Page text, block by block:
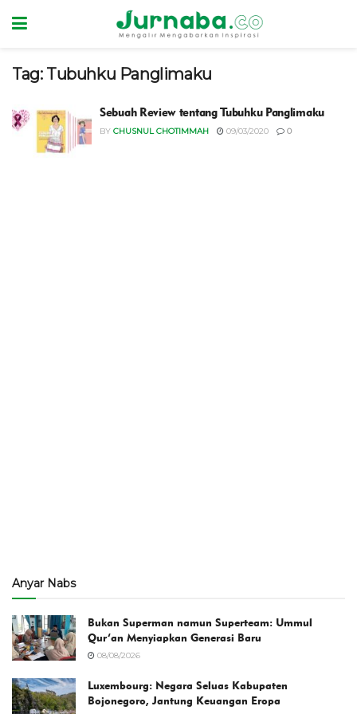
Tag: Tubuhku Panglimaku
Sebuah Review tentang Tubuhku Panglimaku
BY CHUSNUL CHOTIMMAH 09/03/2020 0
Anyar Nabs
Bukan Superman namun Superteam: Ummul
Qur’an Menyiapkan Generasi Baru
08/08/2026
Luxembourg: Negara Seluas Kabupaten
Bojonegoro, Jantung Keuangan Eropa